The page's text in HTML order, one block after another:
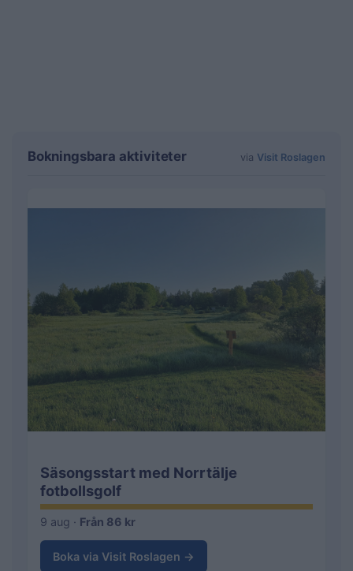
Bokningsbara aktiviteter via Visit Roslagen
Säsongsstart med Norrtälje
fotbollsgolf
9 aug · Från 86 kr
Boka via Visit Roslagen →